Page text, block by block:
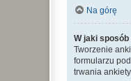
Na górę
W jaki
Tworzenie
formularzu
trwania